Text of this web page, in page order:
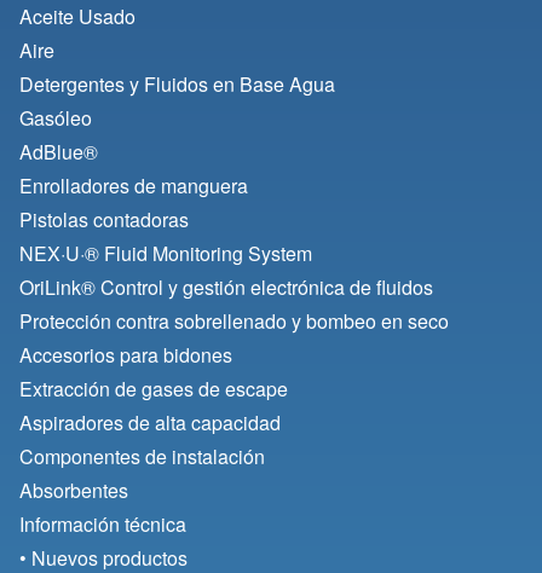
Aceite Usado
Aire
Detergentes y Fluidos en Base Agua
Gasóleo
AdBlue®
Enrolladores de manguera
Pistolas contadoras
NEX·U·® Fluid Monitoring System
OriLink® Control y gestión electrónica de fluidos
Protección contra sobrellenado y bombeo en seco
Accesorios para bidones
Extracción de gases de escape
Aspiradores de alta capacidad
Componentes de instalación
Absorbentes
Información técnica
• Nuevos productos